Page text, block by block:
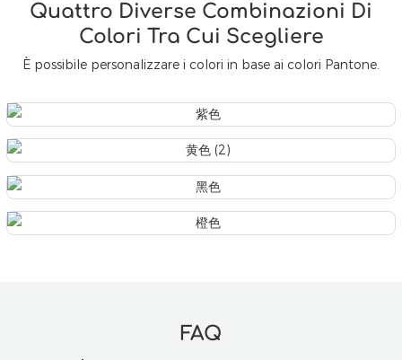
Quattro Diverse Combinazioni Di
Colori Tra Cui Scegliere
È possibile personalizzare i colori in base ai colori Pantone.
FAQ